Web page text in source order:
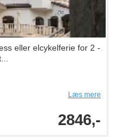
eller elcykelferie for 2 -
Læs mere
2846,-